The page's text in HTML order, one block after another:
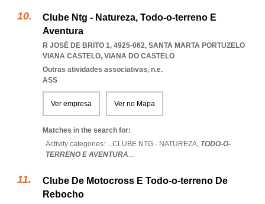
Clube Ntg - Natureza, Todo-o-terreno E
Aventura
R JOSÉ DE BRITO 1, 4925-062, SANTA MARTA PORTUZELO
VIANA CASTELO, VIANA DO CASTELO
Outras atividades associativas, n.e.
ASS
Ver empresa Ver no Mapa
Matches in the search for:
Activity categories: ...CLUBE NTG - NATUREZA, TODO-O-
TERRENO E AVENTURA...
Clube De Motocross E Todo-o-terreno De
Rebocho